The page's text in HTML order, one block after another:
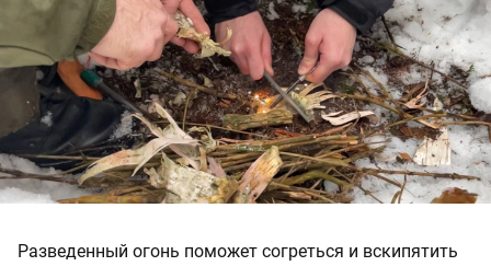
Разведенный огонь поможет согреться и вскипятить